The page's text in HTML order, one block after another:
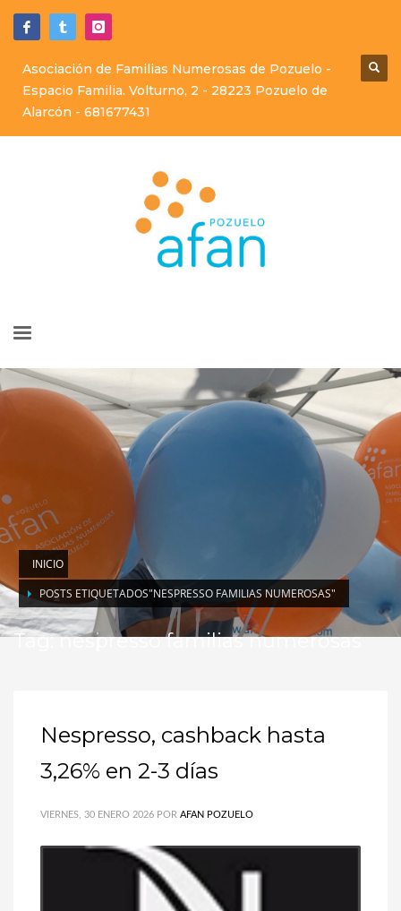
Asociación de Familias Numerosas de Pozuelo -
Espacio Familia. Volturno, 2 - 28223 Pozuelo de
Alarcón - 681677431
INICIO
POSTS ETIQUETADOS"NESPRESSO FAMILIAS NUMEROSAS"
Tag: nespresso familias numerosas
Nespresso, cashback hasta
3,26% en 2-3 días
VIERNES, 30 ENERO 2026 POR AFAN POZUELO